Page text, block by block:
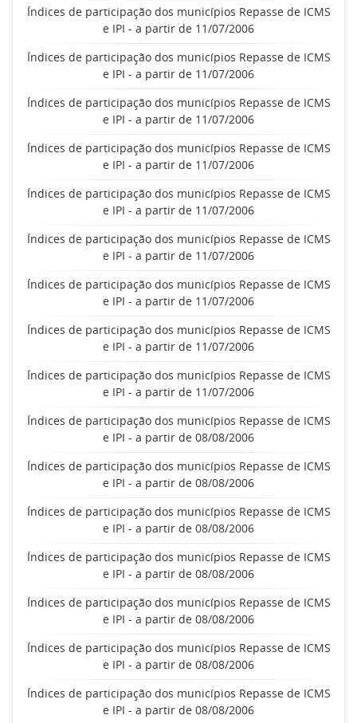
Índices de participação dos municípios Repasse de ICMS
e IPI - a partir de 11/07/2006
Índices de participação dos municípios Repasse de ICMS
e IPI - a partir de 11/07/2006
Índices de participação dos municípios Repasse de ICMS
e IPI - a partir de 11/07/2006
Índices de participação dos municípios Repasse de ICMS
e IPI - a partir de 11/07/2006
Índices de participação dos municípios Repasse de ICMS
e IPI - a partir de 11/07/2006
Índices de participação dos municípios Repasse de ICMS
e IPI - a partir de 11/07/2006
Índices de participação dos municípios Repasse de ICMS
e IPI - a partir de 11/07/2006
Índices de participação dos municípios Repasse de ICMS
e IPI - a partir de 11/07/2006
Índices de participação dos municípios Repasse de ICMS
e IPI - a partir de 11/07/2006
Índices de participação dos municípios Repasse de ICMS
e IPI - a partir de 08/08/2006
Índices de participação dos municípios Repasse de ICMS
e IPI - a partir de 08/08/2006
Índices de participação dos municípios Repasse de ICMS
e IPI - a partir de 08/08/2006
Índices de participação dos municípios Repasse de ICMS
e IPI - a partir de 08/08/2006
Índices de participação dos municípios Repasse de ICMS
e IPI - a partir de 08/08/2006
Índices de participação dos municípios Repasse de ICMS
e IPI - a partir de 08/08/2006
Índices de participação dos municípios Repasse de ICMS
e IPI - a partir de 08/08/2006